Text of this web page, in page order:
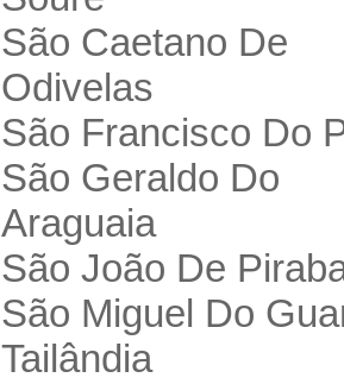
São Caetano De
Odivelas
São Francisco Do
São Geraldo Do
Araguaia
São João De
São Miguel Do
Tailândia